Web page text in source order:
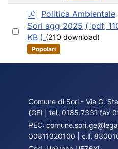
item
Select
item
p
d
f
Politica Ambientale
Sori agg 2025 ( pdf,
KB ) (210 download)
Popolari
Comune di Sori - Via G.
(GE) | tel. 0185.7331 fax
PEC:
00811320100 | c.f.